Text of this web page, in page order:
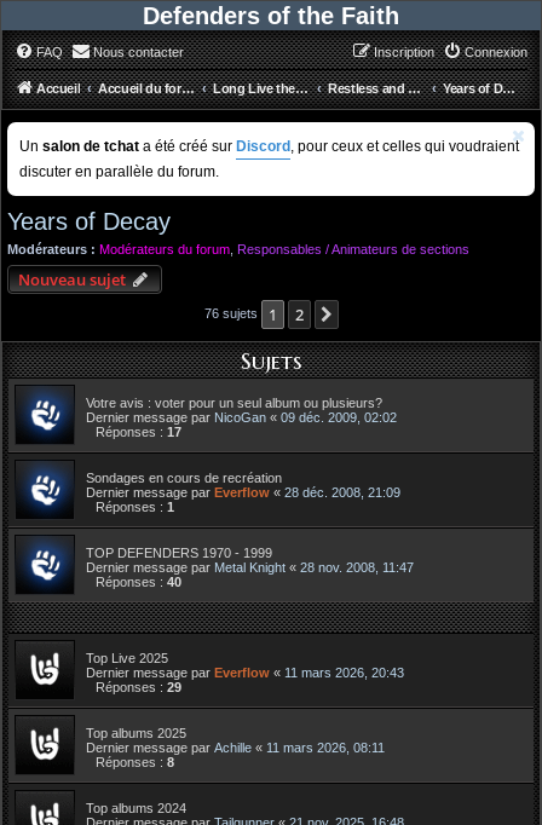
Defenders of the Faith
FAQ Nous contacter Connexion
Inscription
Accueil Accueil du forum Long Live the Loud Restless and Wild Years of Decay
Un salon de tchat a été créé sur Discord , pour ceux et celles qui voudraient
discuter en parallèle du forum.
Years of Decay
Modérateurs : Modérateurs du forum Responsables / Animateurs de sections
Nouveau sujet
76 sujets 1 2
Sujets
Votre avis : voter pour un seul album ou plusieurs?
Dernier message par NicoGan « 09 déc. 2009, 02:02
Réponses : 17
Sondages en cours de recréation
Dernier message par Everflow « 28 déc. 2008, 21:09
Réponses : 1
TOP DEFENDERS 1970 - 1999
Dernier message par Metal Knight « 28 nov. 2008, 11:47
Réponses : 40
Top Live 2025
Dernier message par Everflow « 11 mars 2026, 20:43
Réponses : 29
Top albums 2025
Dernier message par Achille « 11 mars 2026, 08:11
Réponses : 8
Top albums 2024
Dernier message par Tailgunner « 21 nov. 2025, 16:48